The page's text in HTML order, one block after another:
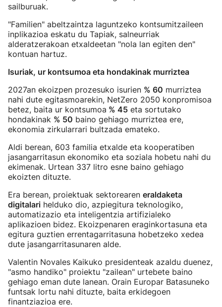
sailburuak.
"Familien" abeltzaintza laguntzeko kontsumitzaileen
inplikazioa eskatu du Tapiak, salneurriak
alderatzerakoan etxaldeetan "nola lan egiten den"
kontuan hartuz.
Isuriak, ur kontsumoa eta hondakinak murriztea
2027an ekoizpen prozesuko isurien % 60 murriztea
nahi dute egitasmoarekin, NetZero 2050 konpromisoa
betez, baita ur kontsumoa % 45 eta sortutako
hondakinak % 50 baino gehiago murriztea ere,
ekonomia zirkularrari bultzada emateko.
Aldi berean, 603 familia etxalde eta kooperatiben
jasangarritasun ekonomiko eta soziala hobetu nahi du
ekimenak. Urtean 337 litro esne baino gehiago
ekoizten dituzte.
Era berean, proiektuak sektorearen eraldaketa
digitalari helduko dio, azpiegitura teknologiko,
automatizazio eta inteligentzia artifizialeko
aplikazioen bidez. Ekoizpenaren eraginkortasuna eta
egitura guztien errentagarritasuna hobetzeko xedea
dute jasangarritasunaren alde.
Valentin Novales Kaikuko presidenteak azaldu duenez,
"asmo handiko" proiektu "zailean" urtebete baino
gehiago eman dute lanean. Orain Europar Batasuneko
funtsak lortu nahi dituzte, baita erkidegoen
finantziazioa ere.